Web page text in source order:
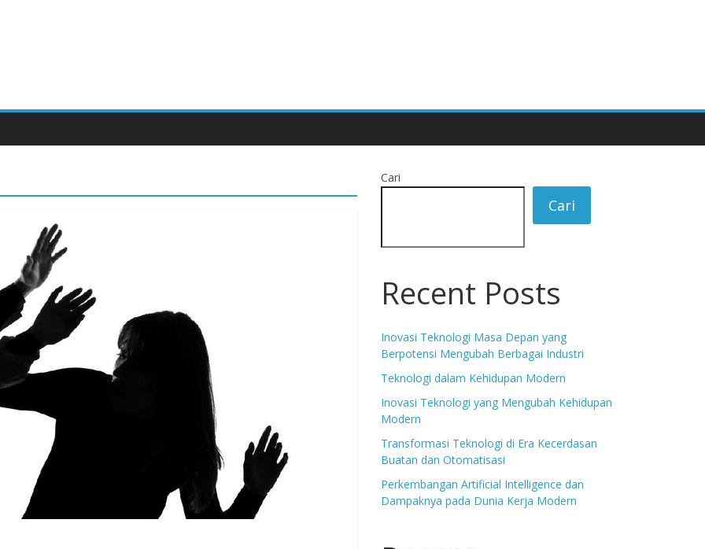
Cari
Cari
Recent Posts
Inovasi Teknologi Masa Depan yang
Berpotensi Mengubah Berbagai Industri
Teknologi dalam Kehidupan Modern
Inovasi Teknologi yang Mengubah Kehidupan
Modern
Transformasi Teknologi di Era Kecerdasan
Buatan dan Otomatisasi
Perkembangan Artificial Intelligence dan
Dampaknya pada Dunia Kerja Modern